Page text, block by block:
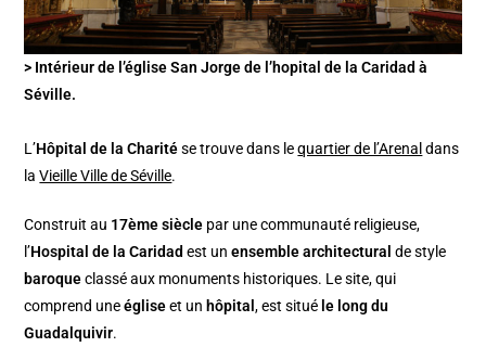
> Intérieur de l’église San Jorge de l’hopital de la Caridad à
Séville.
L’Hôpital de la Charitése trouve dans lequartier de l’Arenal dans
laVieille Ville de Séville.
Construit au 17ème siècle par une communauté religieuse,
l’Hospital de la Caridad est unensemble architectural de style
baroqueclassé aux monuments historiques. Le site, qui
comprend uneégliseet un hôpital, est situé le long du
Guadalquivir.